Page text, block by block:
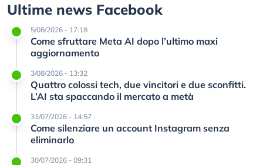
Ultime news Facebook
5/08/2026 - 17:18
Come sfruttare Meta AI dopo l’ultimo maxi
aggiornamento
3/08/2026 - 13:32
Quattro colossi tech, due vincitori e due sconfitti.
L’AI sta spaccando il mercato a metà
31/07/2026 - 14:57
Come silenziare un account Instagram senza
eliminarlo
30/07/2026 - 09:31